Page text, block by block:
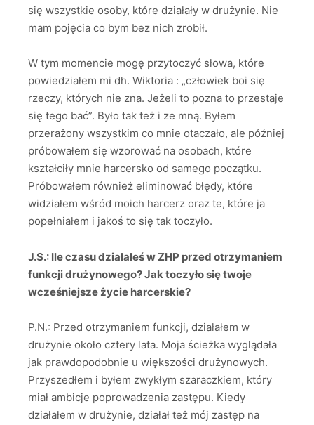
się wszystkie osoby, które działały w drużynie. Nie
mam pojęcia co bym bez nich zrobił.
W tym momencie mogę przytoczyć słowa, które
powiedziałem mi dh. Wiktoria : „człowiek boi się
rzeczy, których nie zna. Jeżeli to pozna to przestaje
się tego bać”. Było tak też i ze mną. Byłem
przerażony wszystkim co mnie otaczało, ale później
próbowałem się wzorować na osobach, które
kształciły mnie harcersko od samego początku.
Próbowałem również eliminować błędy, które
widziałem wśród moich harcerz oraz te, które ja
popełniałem i jakoś to się tak toczyło.
J.S.: Ile czasu działałeś w ZHP przed otrzymaniem
funkcji drużynowego? Jak toczyło się twoje
wcześniejsze życie harcerskie?
P.N.: Przed otrzymaniem funkcji, działałem w
drużynie około cztery lata. Moja ścieżka wyglądała
jak prawdopodobnie u większości drużynowych.
Przyszedłem i byłem zwykłym szaraczkiem, który
miał ambicje poprowadzenia zastępu. Kiedy
działałem w drużynie, działał też mój zastęp na